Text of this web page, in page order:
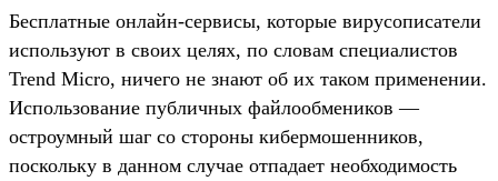
Бесплатные онлайн-сервисы, которые вирусописатели
используют в своих целях, по словам специалистов
Trend Micro, ничего не знают об их таком применении.
Использование публичных файлообмеников —
остроумный шаг со стороны кибермошенников,
поскольку в данном случае отпадает необходимость